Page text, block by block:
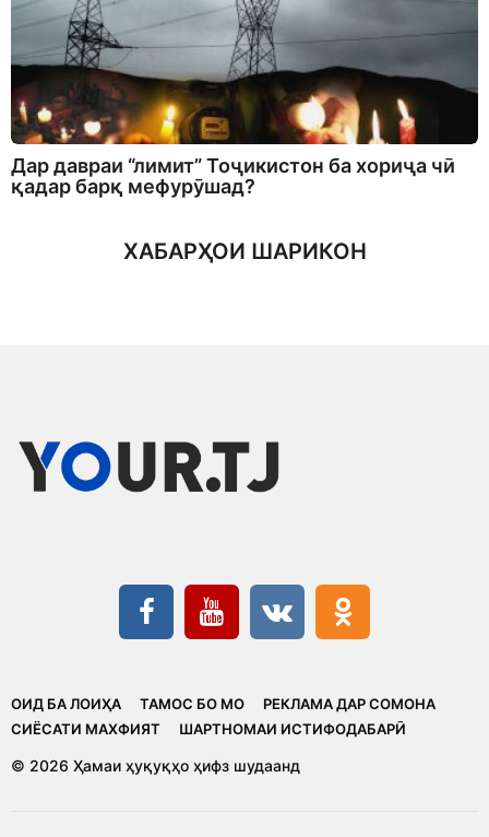
Дар давраи “лимит” Тоҷикистон ба хориҷа чӣ
қадар барқ мефурӯшад?
ХАБАРҲОИ ШАРИКОН
ОИД БА ЛОИҲА ТАМОС БО МО
РЕКЛАМА ДАР СОМОНА
CИЁСАТИ МАХФИЯТ
ШАРТНОМАИ ИСТИФОДАБАРӢ
© 2026 Ҳамаи ҳуқуқҳо ҳифз шудаанд